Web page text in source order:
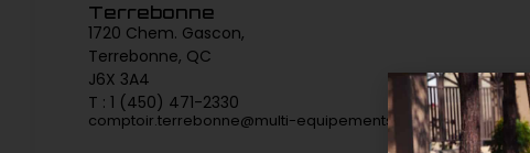
Terrebonne
1720 Chem. Gascon,
Terrebonne, QC
J6X 3A4
T : 1 (450) 471-2330
comptoir.terrebonne@multi-equipements.com